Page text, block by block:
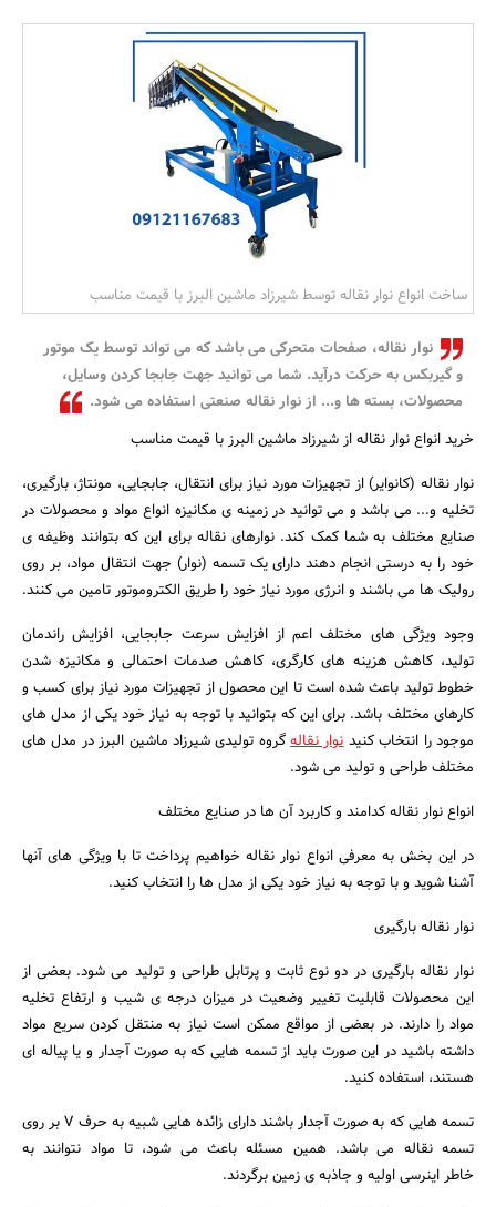
بانک، بیمه و سرمایه
مسکن و ساختمان
ساخت انواع نوار نقاله توسط شیرزاد ماشین البرز با قیمت مناسب
نوار نقاله، صفحات متحرکی می باشد که می تواند توسط یک موتور
و گیربکس به حرکت درآید. شما می توانید جهت جابجا کردن وسایل،
محصولات، بسته‌ ها و... از نوار نقاله صنعتی استفاده می شود.
خرید انواع نوار نقاله از شیرزاد ماشین البرز با قیمت مناسب
نوار نقاله (کانوایر) از تجهیزات مورد نیاز برای انتقال، جابجایی، مونتاژ، بارگیری،
تخلیه و... می باشد و می توانید در زمینه ی مکانیزه انواع مواد و محصولات در
صنایع مختلف به شما کمک کند. نوارهای نقاله برای این که بتوانند وظیفه ی
خود را به درستی انجام دهند دارای یک تسمه (نوار) جهت انتقال مواد، بر روی
رولیک ها می باشند و انرژی مورد نیاز خود را طریق الکتروموتور تامین می کنند.
وجود ویژگی های مختلف اعم از افزایش سرعت جابجایی، افزایش راندمان
تولید، کاهش هزینه های کارگری، کاهش صدمات احتمالی و مکانیزه شدن
خطوط تولید باعث شده است تا این محصول از تجهیزات مورد نیاز برای کسب و
کارهای مختلف باشد. برای این که بتوانید با توجه به نیاز خود یکی از مدل های
موجود را انتخاب کنیدنوار نقالهگروه تولیدی شیرزاد ماشین البرز در مدل های
مختلف طراحی و تولید می شود.
انواع نوار نقاله کدامند و کاربرد آن ها در صنایع مختلف
در این بخش به معرفی انواع نوار نقاله خواهیم پرداخت تا با ویژگی های آنها
آشنا شوید و با توجه به نیاز خود یکی از مدل ها را انتخاب کنید.
نوار نقاله بارگیری
نوار نقاله بارگیری در دو نوع ثابت و پرتابل طراحی و تولید می شود. بعضی از
این محصولات قابلیت تغییر وضعیت در میزان درجه ی شیب و ارتفاع تخلیه
مواد را دارند. در بعضی از مواقع ممکن است نیاز به منتقل کردن سریع مواد
داشته باشید در این صورت باید از تسمه هایی که به صورت آجدار و یا پیاله ای
هستند، استفاده کنید.
تسمه هایی که به صورت آجدار باشند دارای زائده هایی شبیه به حرف V بر روی
تسمه نقاله می باشد. همین مسئله باعث می شود، تا مواد نتوانند به
خاطر اینرسی اولیه و جاذبه ی زمین برگردند.